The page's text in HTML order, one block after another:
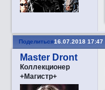
Поделиться16.07.2018 17:47
Master Dront
Коллекционер
+Магистр+